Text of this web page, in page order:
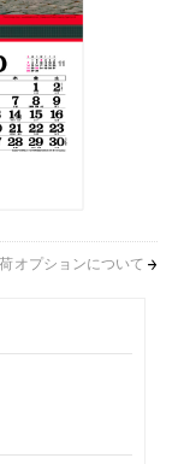
オプションについて